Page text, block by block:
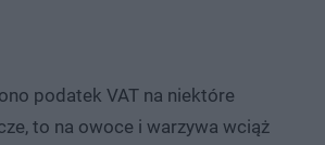
podatek VAT na niektóre
to na owoce i warzywa wciąż